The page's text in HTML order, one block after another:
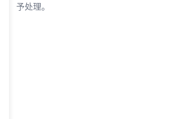
予处理。